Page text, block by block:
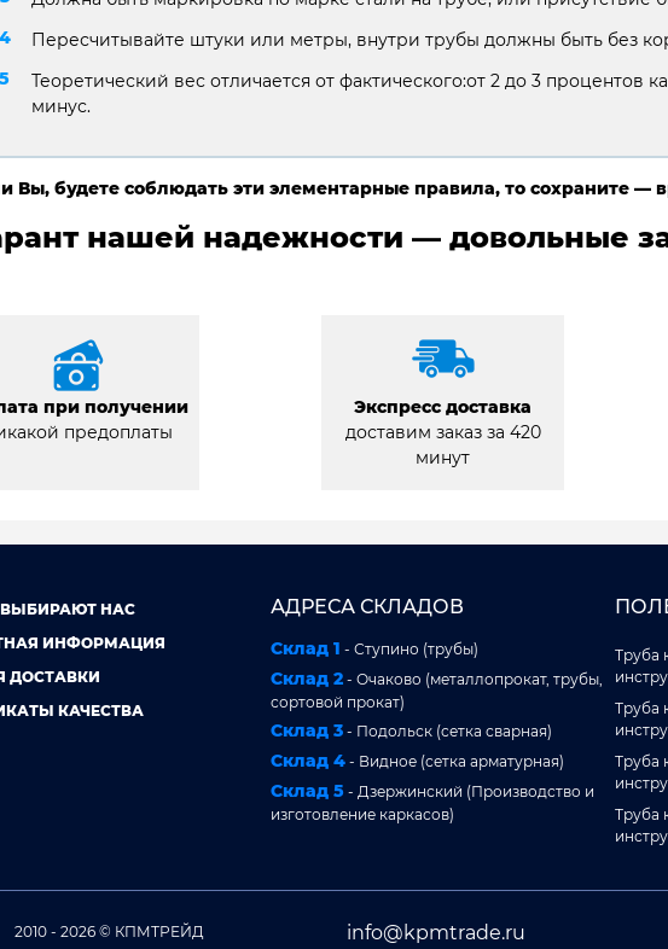
Пересчитывайте штуки или метры, внутри трубы должны быть без
Теоретический вес отличается от фактического:от 2 до 3 процентов
минус.
Вы, будете соблюдать эти элементарные правила, то сохраните —
нашей надежности — довольные
при получении
предоплаты
Экспресс доставка
доставим заказ за 420
минут
НАС
ИНФОРМАЦИЯ
ДОСТАВКИ
КАЧЕСТВА
АДРЕСА СКЛАДОВ
Склад 1 - Ступино (трубы)
Склад 2 - Очаково (металлопрокат, трубы,
сортовой прокат)
Склад 3 - Подольск (сетка сварная)
Склад 4 - Видное (сетка арматурная)
Склад 5 - Дзержинский (Производство и
изготовление каркасов)
Труба
Труба
Труба
Труба
2010 - 2026 © КПМТРЕЙД info@kpmtrade.ru